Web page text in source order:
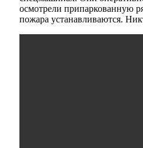
осмотрели припаркованную
пожара устанавливаются.